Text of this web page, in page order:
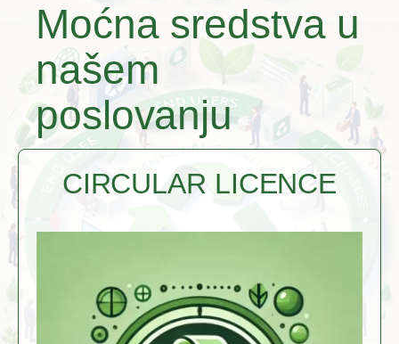
Moćna sredstva u
našem
poslovanju
CIRCULAR LICENCE